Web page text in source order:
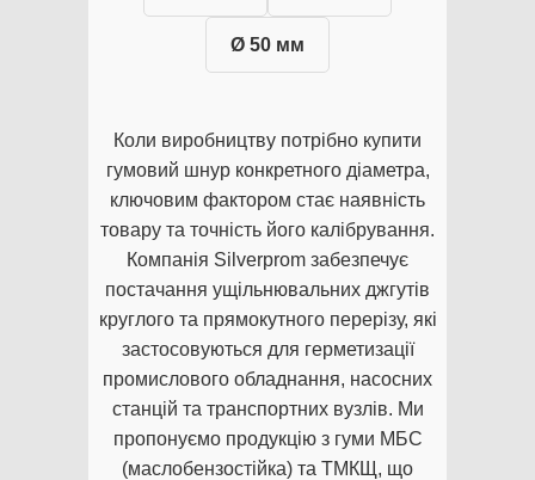
Ø 50 мм
Коли виробництву потрібно купити
гумовий шнур конкретного діаметра,
ключовим фактором стає наявність
товару та точність його калібрування.
Компанія Silverprom забезпечує
постачання ущільнювальних джгутів
круглого та прямокутного перерізу, які
застосовуються для герметизації
промислового обладнання, насосних
станцій та транспортних вузлів. Ми
пропонуємо продукцію з гуми МБС
(маслобензостійка) та ТМКЩ, що